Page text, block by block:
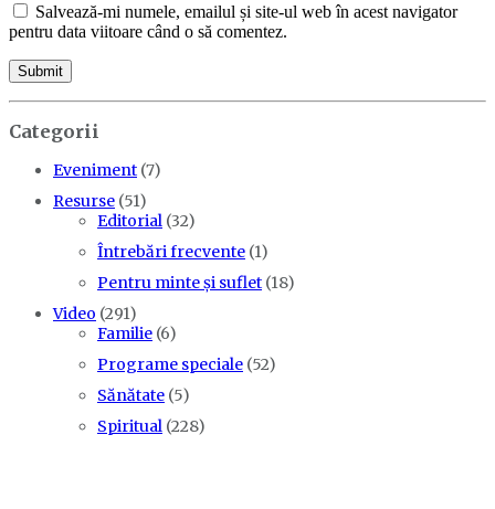
Salvează-mi numele, emailul și site-ul web în acest navigator
pentru data viitoare când o să comentez.
Categorii
Eveniment (7)
Resurse (51)
Editorial (32)
Întrebări frecvente (1)
Pentru minte și suflet (18)
Video (291)
Familie (6)
Programe speciale (52)
Sănătate (5)
Spiritual (228)